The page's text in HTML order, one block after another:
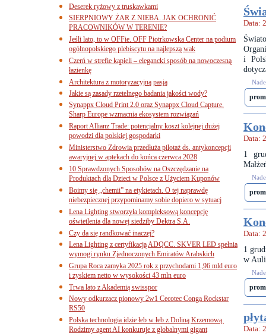
Data:
i
Data:
1
Data:
1
w
Data:
Deserek ryżowy z truskawkami
SIERPNIOWY ŻAR Z NIEBA. JAK OCHRONIĆ
PRACOWNIKÓW W TERENIE?
Jeśli lato, to w OFFie. OFF Piotrkowska Center na podium
ogólnopolskiego plebiscytu na najlepszą wak
Czerń w strefie kąpieli – elegancki sposób na nowoczesną
łazienkę
Architektura z motoryzacyjną pasją
Jakie są zasady rzetelnego badania jakości wody?
Synappx Cloud Print 2.0 oraz Synappx Cloud Capture.
Sharp Europe wzmacnia ekosystem rozwiązań
Raport Allianz Trade: potencjalny koszt kolejnej dużej
powodzi dla polskiej gospodarki
Ministerstwo Zdrowia przedłuża pilotaż ds. antykoncepcji
awaryjnej w aptekach do końca czerwca 2028
10 Sprawdzonych Sposobów na Oszczędzanie na
Produktach dla Dzieci w Polsce z Użyciem Kuponów
Boimy się „chemii” na etykietach. O tej naprawdę
niebezpiecznej przypominamy sobie dopiero w sytuacj
Lena Lighting stworzyła kompleksową koncepcję
oświetlenia dla nowej siedziby Dektra S.A.
Czy da się randkować inaczej?
Lena Lighting z certyfikacją ADQCC. SKVER LED spełnia
wymogi rynku Zjednoczonych Emiratów Arabskich
Grupa Roca zamyka 2025 rok z przychodami 1,96 mld euro
i zyskiem netto w wysokości 43 mln euro
Trwa lato z Akademią swisspor
Nowy odkurzacz pionowy 2w1 Cecotec Conga Rockstar
RS50
Polska technologia idzie łeb w łeb z Doliną Krzemową.
Rodzimy agent AI konkuruje z globalnymi gigant